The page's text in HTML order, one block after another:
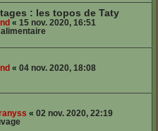
: les topos de Taty
« 15 nov. 2020, 16:51
alimentaire
« 04 nov. 2020, 18:08
« 02 nov. 2020, 22:19